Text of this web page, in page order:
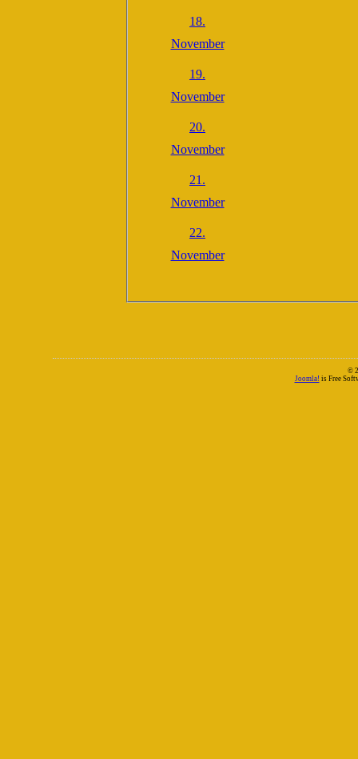
18.
November
19.
November
20.
November
21.
November
22.
November
©
Joomla! is Free